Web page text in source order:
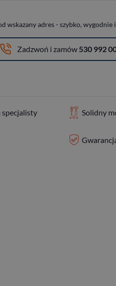
wskazany adres - szybko, wygodnie
Zadzwoń i zamów 530 992
specjalisty Solidny